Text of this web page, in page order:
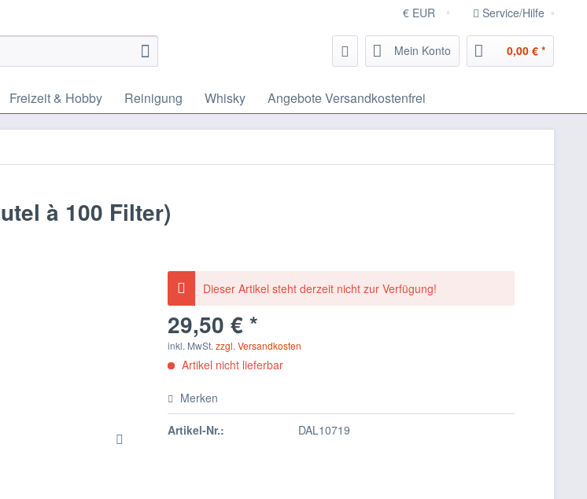
Service/Hilfe
Mein Konto 0,00 € *
Freizeit & Hobby Reinigung Whisky Angebote Versandkostenfrei
à 100 Filter)
Dieser Artikel steht derzeit nicht zur Verfügung!
29,50 € *
inkl. MwSt.zzgl. Versandkosten
Artikel nicht lieferbar
Merken
Artikel-Nr.: DAL10719